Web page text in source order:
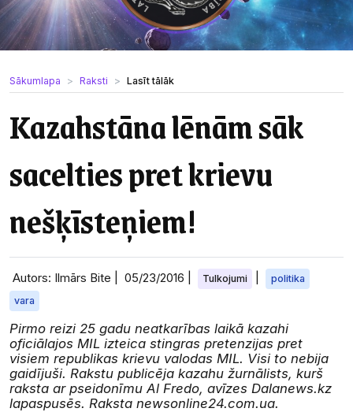
Sākumlapa Raksti Lasīt tālāk
Kazahstāna lēnām sāk
sacelties pret krievu
nešķīsteņiem!
Autors: Ilmārs Bite | 05/23/2016 Tulkojumi
politika
vara
Pirmo reizi 25 gadu neatkarības laikā kazahi
oficiālajos MIL izteica stingras pretenzijas pret
visiem republikas krievu valodas MIL. Visi to nebija
gaidījuši. Rakstu publicēja kazahu žurnālists, kurš
raksta ar pseidonīmu Al Fredo, avīzes Dalanews.kz
lapaspusēs. Raksta newsonline24.com.ua.